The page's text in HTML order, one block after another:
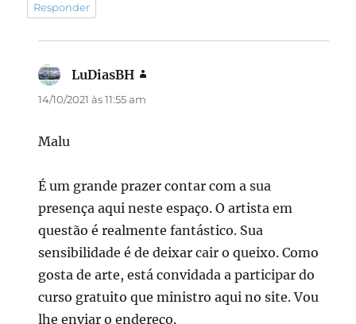
Responder
LuDiasBH
14/10/2021 às 11:55 am
Malu
É um grande prazer contar com a sua
presença aqui neste espaço. O artista em
questão é realmente fantástico. Sua
sensibilidade é de deixar cair o queixo. Como
gosta de arte, está convidada a participar do
curso gratuito que ministro aqui no site. Vou
lhe enviar o endereço.